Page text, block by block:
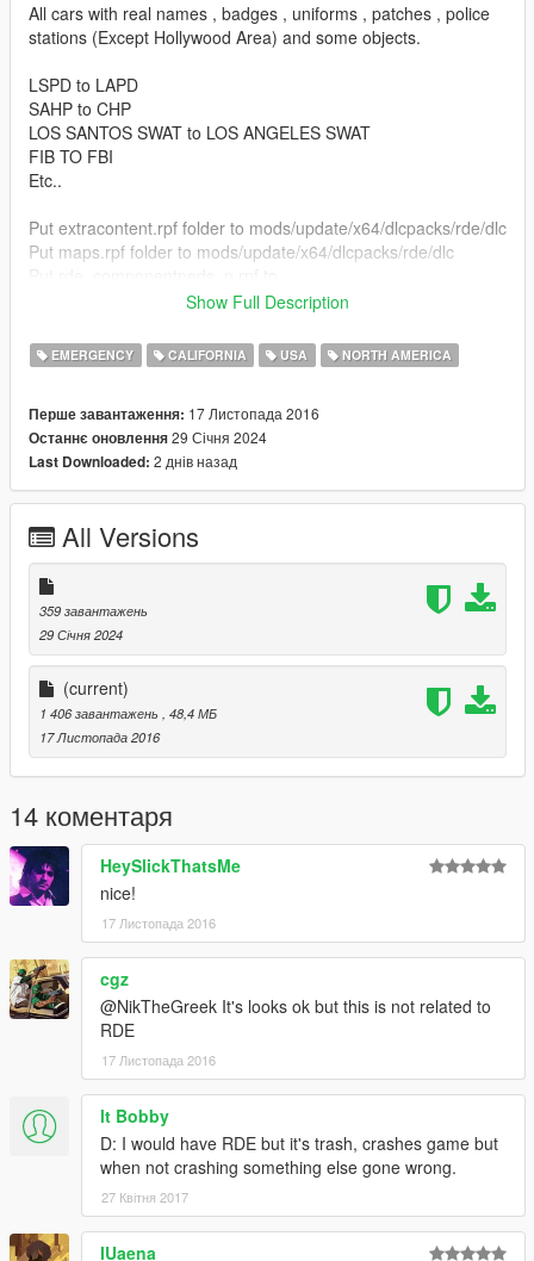
All cars with real names , badges , uniforms , patches , police
stations (Except Hollywood Area) and some objects.
LSPD to LAPD
SAHP to CHP
LOS SANTOS SWAT to LOS ANGELES SWAT
FIB TO FBI
Etc..
Put extracontent.rpf folder to mods/update/x64/dlcpacks/rde/dlc
Put maps.rpf folder to mods/update/x64/dlcpacks/rde/dlc
mods/update/x64/dlcpacks/rde/dlc
mods/update/x64/dlcpacks/rde/dlc
Put rdevehicles.rpf to mods/update/x64/dlcpacks/rde/dlc
update/update/x64/patch/levels/gta5/props/lev_des/v_minigam
e
Check Images and Video
Show Full Description
EMERGENCY CALIFORNIA USA NORTH AMERICA
Перше завантаження: 17 Листопада 2016
Останнє оновлення29 Січня 2024
Last Downloaded: 2 днів назад
All Versions
359 завантажень
29 Січня 2024
(current)
1 406 завантажень , 48,4 МБ
17 Листопада 2016
14 коментаря
HeySlickThatsMe
nice!
17 Листопада 2016
cgz
@NikTheGreek It's looks ok but this is not related to
RDE
17 Листопада 2016
lt Bobby
D: I would have RDE but it's trash, crashes game but
when not crashing something else gone wrong.
27 Квітня 2017
IUaena